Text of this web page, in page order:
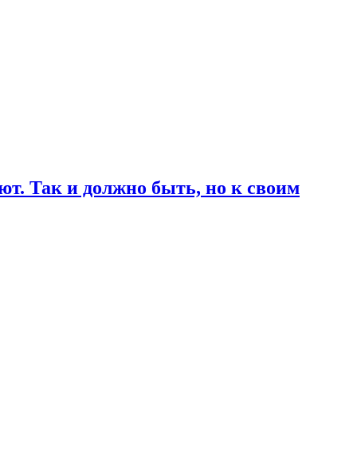
Так и должно быть, но к своим